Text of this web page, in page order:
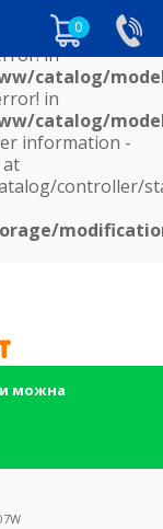
catalog/
in
catalog/
in
catalog/
information -
at
controller/
0
можна